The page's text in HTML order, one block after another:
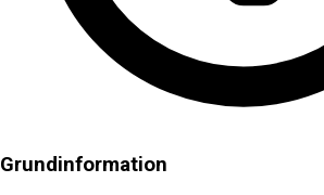
Grundinformation